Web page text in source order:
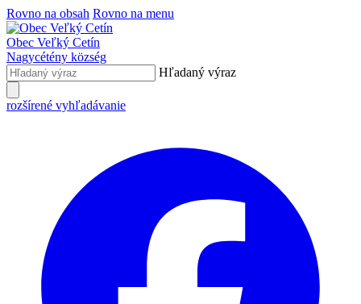
Rovno na obsah Rovno na menu
Obec Veľký Cetín
Nagycétény község
Hľadaný výraz
rozšírené vyhľadávanie